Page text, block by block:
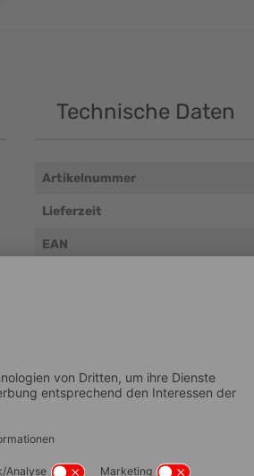
Technische Daten
Artikelnummer
Lieferzeit
EAN
Eigengewicht (g/Stk.)
Temperaturbeständigkeit (°C)